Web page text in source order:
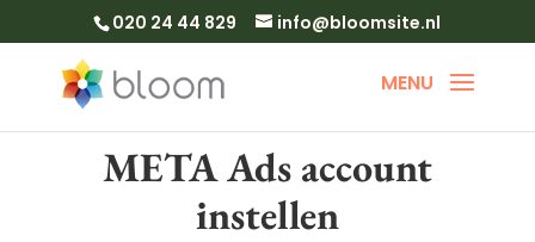
020 24 44 829 info@bloomsite.nl
META Ads account
instellen